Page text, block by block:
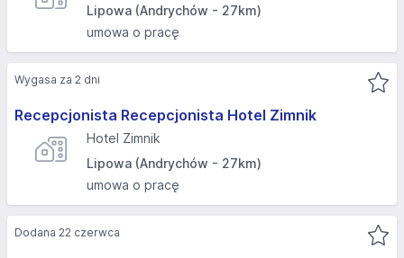
Lipowa (Andrychów - 27km)
umowa o pracę
Recepcjonista Recepcjonista Hotel Zimnik
Hotel Zimnik
Lipowa (Andrychów - 27km)
umowa o pracę
Wygasa za 2 dni
Dodana 22 czerwca